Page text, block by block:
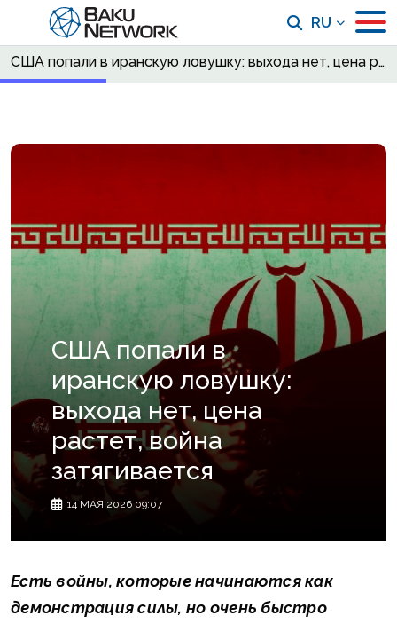
RU
США попали в иранскую ловушку: выхода нет, цена растет, война затягивается
США попали в
иранскую ловушку:
выхода нет, цена
растет, война
затягивается
14 МАЯ 2026 09:07
Есть войны, которые начинаются как
демонстрация силы, но очень быстро